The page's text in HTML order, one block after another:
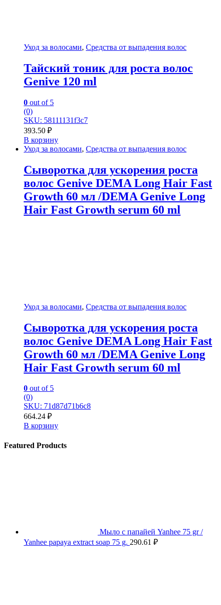
Уход за волосами, Средства от выпадения волос
Тайский тоник для роста волос
Genive 120 ml
0 out of 5
(0)
SKU: 58111131f3c7
393.50 ₽
В корзину
Уход за волосами, Средства от выпадения волос
Сыворотка для ускорения роста
волос Genive DEMA Long Hair Fast
Growth 60 мл /DEMA Genive Long
Hair Fast Growth serum 60 ml
Уход за волосами, Средства от выпадения волос
Сыворотка для ускорения роста
волос Genive DEMA Long Hair Fast
Growth 60 мл /DEMA Genive Long
Hair Fast Growth serum 60 ml
0 out of 5
(0)
SKU: 71d87d71b6c8
664.24 ₽
В корзину
Featured Products
Мыло с папайей Yanhee 75 gr /
Yanhee papaya extract soap 75 g. 290.61 ₽